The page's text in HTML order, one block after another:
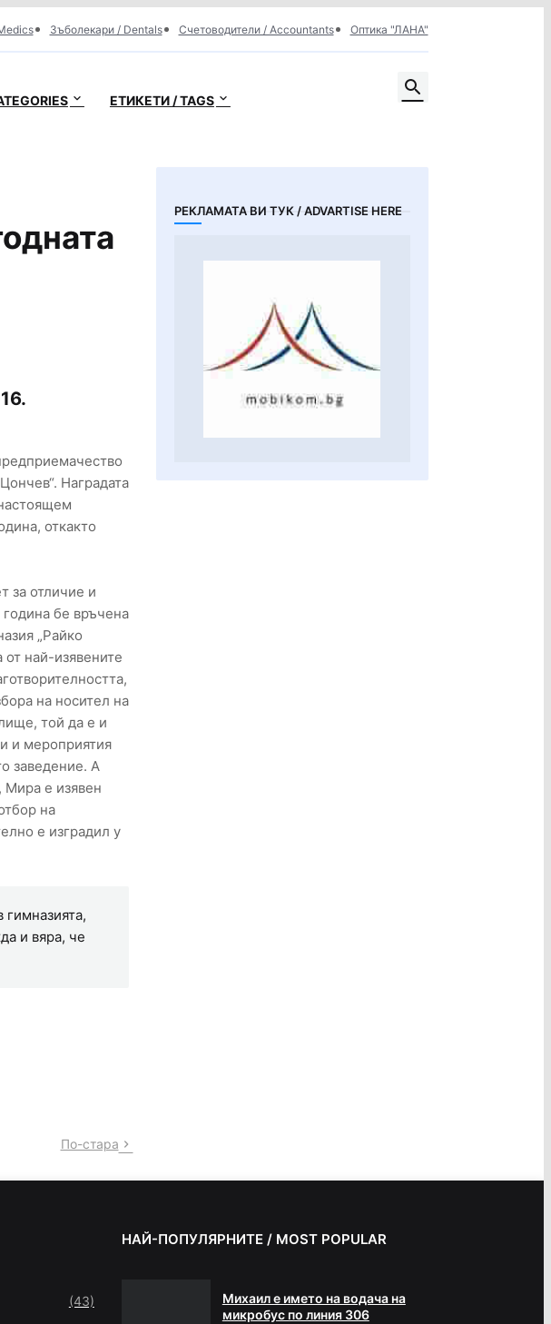
Зъболекари / Dentals Счетоводители / Accountants Оптика "ЛАНА"
ЕТИКЕТИ / TAGS
Наградата
откакто
за отличие и
бе връчена
„Райко
от най-изявените
на носител на
той да е и
и мероприятия
заведение. А
Мира е изявен
на
е изградил у
и вяра, че
По-стара
РЕКЛАМАТА ВИ ТУК / ADVARTISE HERE
(43)
НАЙ-ПОПУЛЯРНИТЕ / MOST POPULAR
Михаил е името на водача на
микробус по линия 306